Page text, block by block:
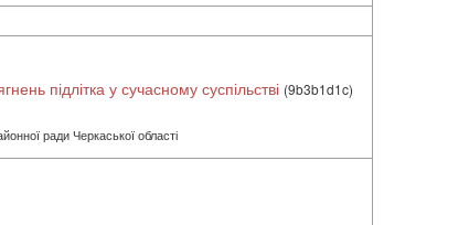
підлітка у сучасному суспільстві (9b3b1d1c)
ради Черкаської області